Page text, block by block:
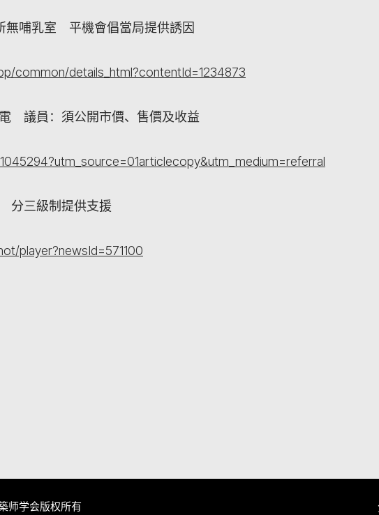
無哺乳室 平機會倡當局提供誘因
common/details_html?contentId=1234873
電 議員：須公開市價、售價及收益
分三級制提供支援
player?newsId=571100
师学会版权所有